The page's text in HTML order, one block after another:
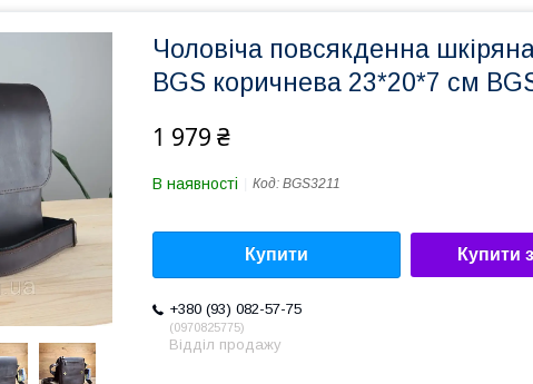
Чоловіча повсякденна
BGS коричнева 23*20*7 см
1 979 ₴
В наявності Код: BGS3211
Купити Купити з
+380 (93) 082-57-75
0970825775
Відділ продажу